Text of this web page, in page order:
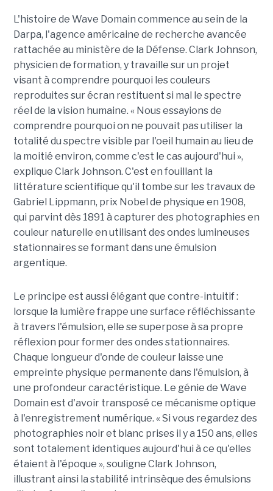
L'histoire de Wave Domain commence au sein de la
Darpa, l'agence américaine de recherche avancée
rattachée au ministère de la Défense. Clark Johnson,
physicien de formation, y travaille sur un projet
visant à comprendre pourquoi les couleurs
reproduites sur écran restituent si mal le spectre
réel de la vision humaine. « Nous essayions de
comprendre pourquoi on ne pouvait pas utiliser la
totalité du spectre visible par l'oeil humain au lieu de
la moitié environ, comme c'est le cas aujourd'hui »,
explique Clark Johnson. C'est en fouillant la
littérature scientifique qu'il tombe sur les travaux de
Gabriel Lippmann, prix Nobel de physique en 1908,
qui parvint dès 1891 à capturer des photographies en
couleur naturelle en utilisant des ondes lumineuses
stationnaires se formant dans une émulsion
argentique.
Le principe est aussi élégant que contre-intuitif :
lorsque la lumière frappe une surface réfléchissante
à travers l'émulsion, elle se superpose à sa propre
réflexion pour former des ondes stationnaires.
Chaque longueur d'onde de couleur laisse une
empreinte physique permanente dans l'émulsion, à
une profondeur caractéristique. Le génie de Wave
Domain est d'avoir transposé ce mécanisme optique
à l'enregistrement numérique. « Si vous regardez des
photographies noir et blanc prises il y a 150 ans, elles
sont totalement identiques aujourd'hui à ce qu'elles
étaient à l'époque », souligne Clark Johnson,
illustrant ainsi la stabilité intrinsèque des émulsions